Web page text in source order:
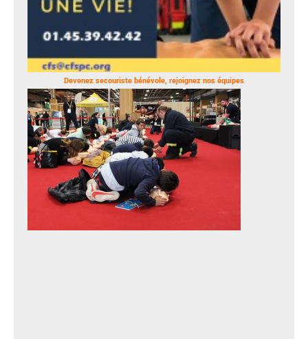
Devenez secouriste bénévole, rejoignez nos équipes